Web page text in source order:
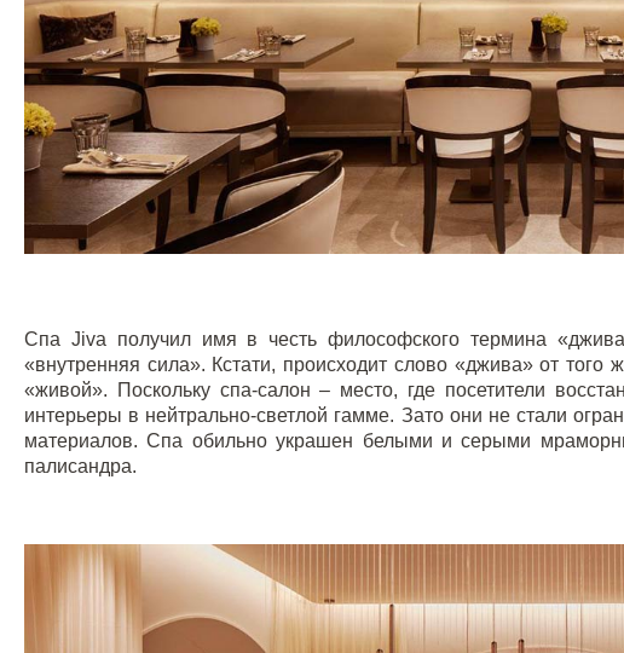
Спа Jiva получил имя в честь философского термина
«внутренняя сила». Кстати, происходит слово «джива» от того
«живой». Поскольку спа-салон – место, где посетители
интерьеры в нейтрально-светлой гамме. Зато они не стали
материалов. Спа обильно украшен белыми и серыми
палисандра.